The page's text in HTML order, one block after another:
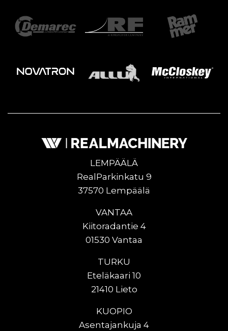
LEMPÄÄLÄ
RealParkinkatu 9
37570 Lempäälä
VANTAA
Kiitoradantie 4
01530 Vantaa
TURKU
Eteläkaari 10
21410 Lieto
KUOPIO
Asentajankuja 4